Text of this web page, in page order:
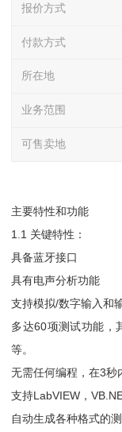
报价方式
付款方式
所在地
业务范围
可售卖地
主要特性和功能
1.1 关键特性：
具备蓝牙接口
具有电声分析功能
支持模拟/数字输入和
多达60项测试功能，
等。
无需任何编程，在3秒
支持LabVIEW，
自动生成各种格式的